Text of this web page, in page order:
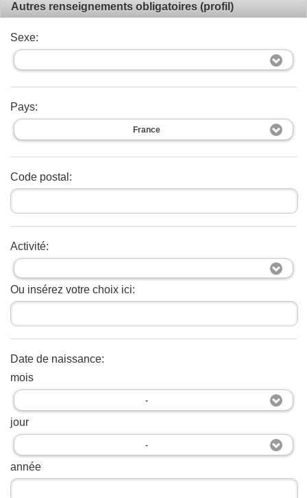
Autres renseignements obligatoires (profil)
Sexe:
Pays:
France
Code postal:
Activité:
Ou insérez votre choix ici:
Date de naissance:
mois
-
jour
-
année